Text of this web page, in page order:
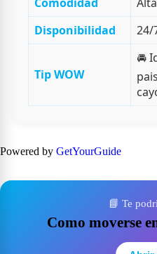
Disponibilidad
24/
Tip WOW
🚘
Powered by GetYourGuide
📘 Te
Como moverse